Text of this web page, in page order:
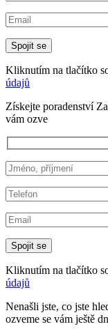
Kliknutím na tlačítko
údajů
Získejte poradenství
vám ozve
Kliknutím na tlačítko
údajů
Nenašli jste, co jste
ozveme se vám ještě